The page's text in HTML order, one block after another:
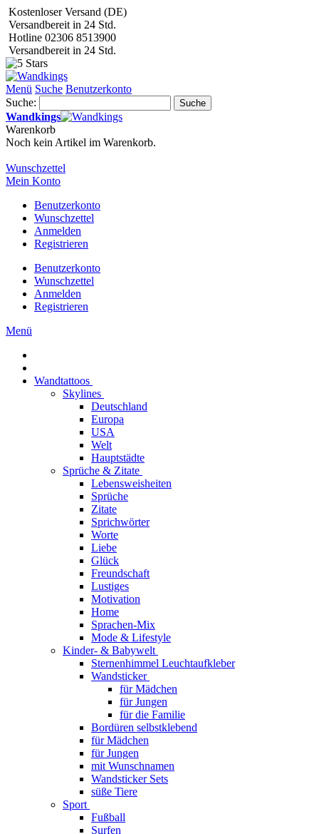
Kostenloser Versand (DE)
Versandbereit in 24 Std.
Hotline 02306 8513900
Versandbereit in 24 Std.
Menü Suche Benutzerkonto
Suche:
Suche
Wandkings
Warenkorb
Noch kein Artikel im Warenkorb.
Wunschzettel
Mein Konto
Benutzerkonto
Wunschzettel
Anmelden
Registrieren
Benutzerkonto
Wunschzettel
Anmelden
Registrieren
Menü
Wandtattoos
Skylines
Deutschland
Europa
USA
Welt
Hauptstädte
Sprüche & Zitate
Lebensweisheiten
Sprüche
Zitate
Sprichwörter
Worte
Liebe
Glück
Freundschaft
Lustiges
Motivation
Home
Sprachen-Mix
Mode & Lifestyle
Kinder- & Babywelt
Sternenhimmel Leuchtaufkleber
Wandsticker
für Mädchen
für Jungen
für die Familie
Bordüren selbstklebend
für Mädchen
für Jungen
mit Wunschnamen
Wandsticker Sets
süße Tiere
Sport
Fußball
Surfen